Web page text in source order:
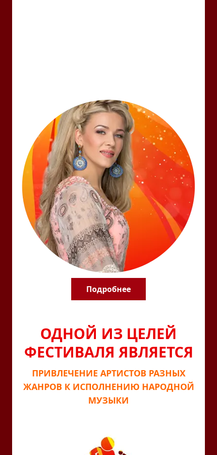
Подробнее
ОДНОЙ ИЗ ЦЕЛЕЙ
ФЕСТИВАЛЯ ЯВЛЯЕТСЯ
ПРИВЛЕЧЕНИЕ АРТИСТОВ РАЗНЫХ
ЖАНРОВ К ИСПОЛНЕНИЮ НАРОДНОЙ
МУЗЫКИ